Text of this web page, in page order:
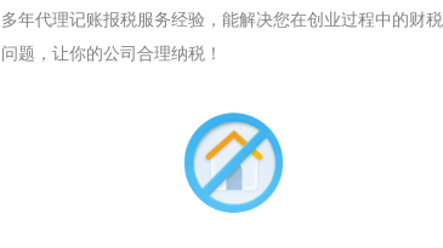
多年代理记账报税服务经验，能解决您在创业过程中的财税
问题，让你的公司合理纳税！